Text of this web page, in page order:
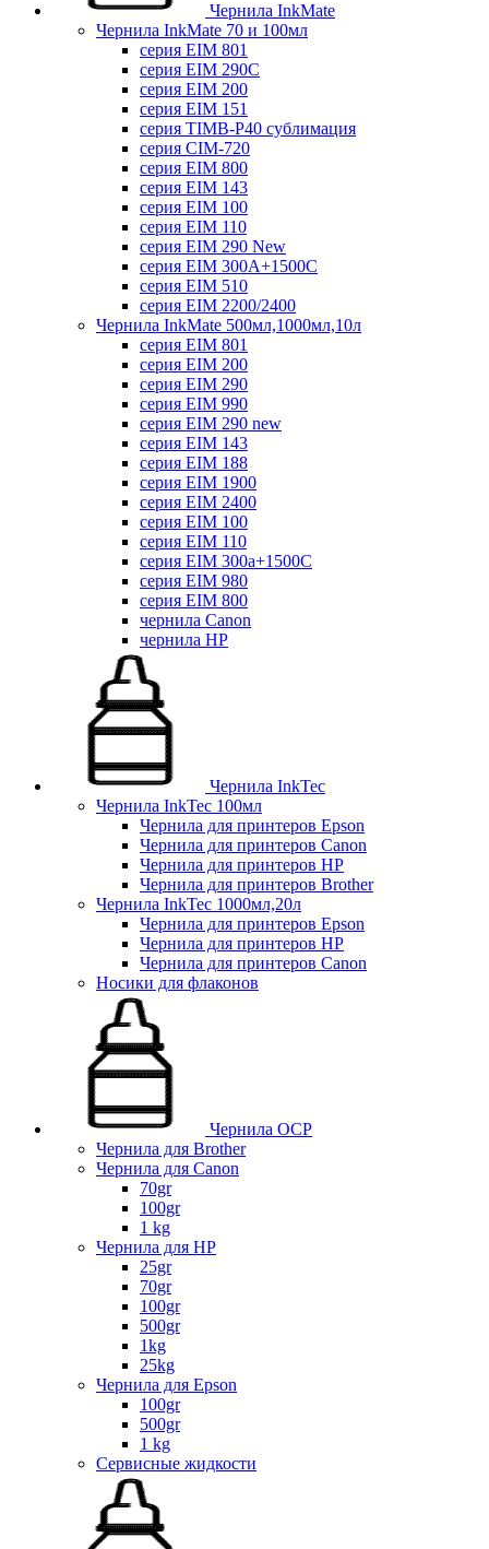
Чернила InkMate
Чернила InkMate 70 и 100мл
серия EIM 801
серия EIM 290C
серия EIM 200
серия EIM 151
серия TIMB-P40 сублимация
серия CIM-720
серия EIM 800
серия EIM 143
серия EIM 100
серия EIM 110
серия EIM 290 New
серия EIM 300А+1500С
серия EIM 510
серия EIM 2200/2400
Чернила InkMate 500мл,1000мл,10л
серия EIM 801
серия EIM 200
серия EIM 290
серия EIM 990
серия EIM 290 new
серия EIM 143
серия EIM 188
серия EIM 1900
серия EIM 2400
серия EIM 100
серия EIM 110
серия EIM 300a+1500C
серия EIM 980
серия EIM 800
чернила Canon
чернила HP
Чернила InkTec
Чернила InkTec 100мл
Чернила для принтеров Epson
Чернила для принтеров Canon
Чернила для принтеров HP
Чернила для принтеров Brother
Чернила InkTec 1000мл,20л
Чернила для принтеров Epson
Чернила для принтеров HP
Чернила для принтеров Canon
Носики для флаконов
Чернила OCP
Чернила для Brother
Чернила для Canon
70gr
100gr
1 kg
Чернила для HP
25gr
70gr
100gr
500gr
1kg
25kg
Чернила для Epson
100gr
500gr
1 kg
Сервисные жидкости